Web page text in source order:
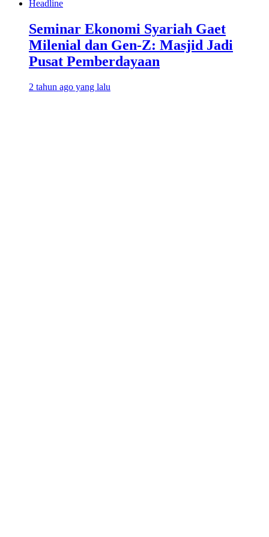
Headline
Seminar Ekonomi Syariah Gaet
Milenial dan Gen-Z: Masjid Jadi
Pusat Pemberdayaan
2 tahun ago yang lalu